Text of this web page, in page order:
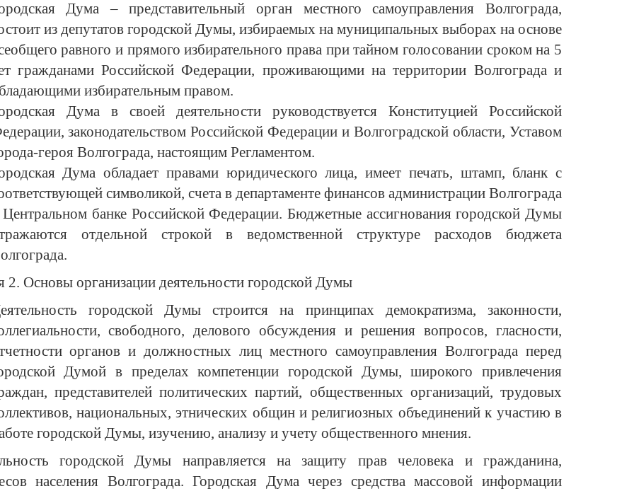
Дума – представительный орган местного самоуправления Волгограда,
из депутатов городской Думы, избираемых на муниципальных выборах на основе
равного и прямого избирательного права при тайном голосовании сроком на 5
гражданами Российской Федерации, проживающими на территории Волгограда и
избирательным правом.
Дума в своей деятельности руководствуется Конституцией Российской
законодательством Российской Федерации и Волгоградской области, Уставом
героя Волгограда, настоящим Регламентом.
Дума обладает правами юридического лица, имеет печать, штамп, бланк с
символикой, счета в департаменте финансов администрации Волгограда
банке Российской Федерации. Бюджетные ассигнования городской Думы
отдельной строкой в ведомственной структуре расходов бюджета
2. Основы организации деятельности городской Думы
городской Думы строится на принципах демократизма, законности,
свободного, делового обсуждения и решения вопросов, гласности,
органов и должностных лиц местного самоуправления Волгограда перед
Думой в пределах компетенции городской Думы, широкого привлечения
представителей политических партий, общественных организаций, трудовых
национальных, этнических общин и религиозных объединений к участию в
городской Думы, изучению, анализу и учету общественного мнения.
городской Думы направляется на защиту прав человека и гражданина,
населения Волгограда. Городская Дума через средства массовой информации